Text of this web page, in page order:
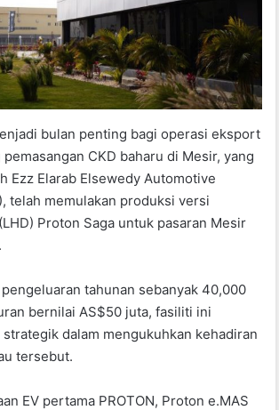
bulan penting bagi operasi eksport
pemasangan CKD baharu di Mesir, yang
Ezz Elarab Elsewedy Automotive
telah memulakan produksi versi
Proton Saga untuk pasaran Mesir
tahunan sebanyak 40,000
bernilai AS$50 juta, fasiliti ini
dalam mengukuhkan kehadiran
tersebut.
EV pertama PROTON, Proton e.MAS